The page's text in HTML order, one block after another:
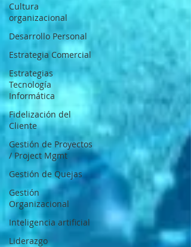
Cultura
organizacional
Desarrollo Personal
Estrategia Comercial
Estrategias
Tecnología
Informática
Fidelización del
Cliente
Gestión de Proyectos
/ Project Mgmt
Gestión de Quejas
Gestión
Organizacional
Inteligencia artificial
Liderazgo